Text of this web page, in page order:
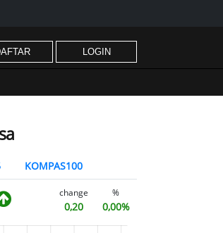
LOGIN
KOMPAS100
change
0,20
%
0,00%